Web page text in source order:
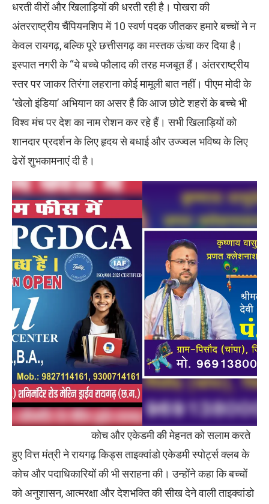
धरती वीरों और खिलाड़ियों की धरती रही है। पोखरा की
अंतरराष्ट्रीय चैंपियनशिप में 10 स्वर्ण पदक जीतकर हमारे बच्चों ने न
केवल रायगढ़, बल्कि पूरे छत्तीसगढ़ का मस्तक ऊंचा कर दिया है।
इस्पात नगरी के “ये बच्चे फौलाद की तरह मजबूत हैं। अंतरराष्ट्रीय
स्तर पर जाकर तिरंगा लहराना कोई मामूली बात नहीं। पीएम मोदी के
‘खेलो इंडिया’ अभियान का असर है कि आज छोटे शहरों के बच्चे भी
विश्व मंच पर देश का नाम रोशन कर रहे हैं। सभी खिलाड़ियों को
शानदार प्रदर्शन के लिए हृदय से बधाई और उज्ज्वल भविष्य के लिए
ढेरों शुभकामनाएं दी है।
कोच और एकेडमी की मेहनत को सलाम करते
हुए वित्त मंत्री ने रायगढ़ किड्स ताइक्वांडो एकेडमी स्पोर्ट्स क्लब के
कोच और पदाधिकारियों की भी सराहना की। उन्होंने कहा कि बच्चों
को अनुशासन, आत्मरक्षा और देशभक्ति की सीख देने वाली ताइक्वांडो